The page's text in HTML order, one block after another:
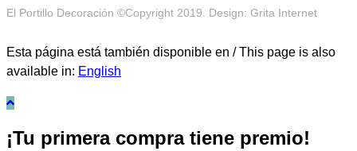
El Portillo Decoración ©Copyright 2019. Design: Grita Internet
Esta página está también disponible en / This page is also
available in: English
¡Tu primera compra tiene premio!